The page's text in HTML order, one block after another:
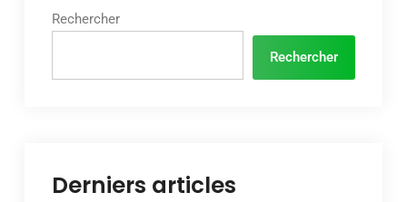
Rechercher
Rechercher
Derniers articles